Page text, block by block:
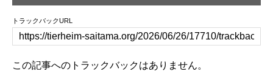
トラックバックURL
この記事へのトラックバックはありません。